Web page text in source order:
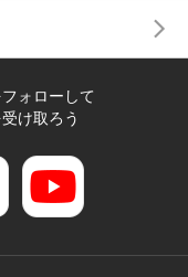
ォローして
け取ろう